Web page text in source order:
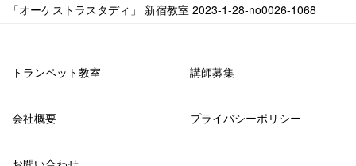
「オーケストラスタディ」 新宿教室 2023-1-28-­no0026-­1068
トランペット教室 講師募集
会社概要 プライバシーポリシー